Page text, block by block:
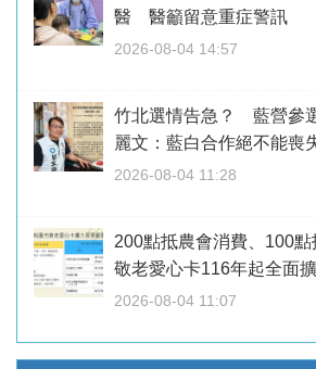
醫 醫籲留意重症警訊
2026-08-04 14:57
竹北選情告急？ 藍營參
麗文：藍白合作絕不能喪
2026-08-04 11:28
200點抵農會消費、100
敬老愛心卡116年起全面
2026-08-04 11:07